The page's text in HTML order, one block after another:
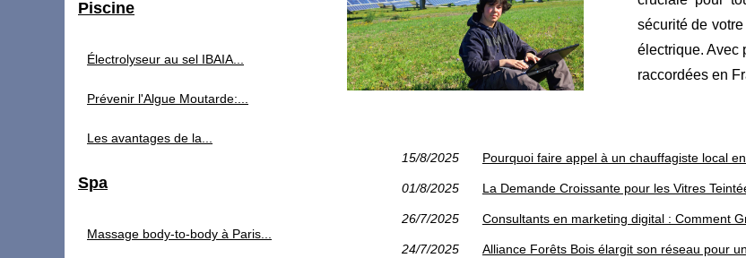
sécurité de
électrique. Avec
raccordées en
15/8/2025 Pourquoi faire appel à un chauffagiste local
01/8/2025 La Demande Croissante pour les Vitres
26/7/2025 Consultants en marketing digital : Comment
24/7/2025 Alliance Forêts Bois élargit son réseau pour
Piscine
Électrolyseur au sel IBAIA...
Prévenir l'Algue Moutarde:...
Les avantages de la...
Spa
Massage body-to-body à Paris...